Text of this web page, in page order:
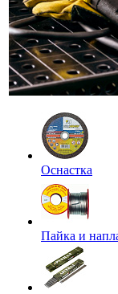
Оснастка
Пайка и